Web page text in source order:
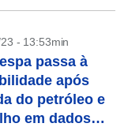
- 13:53min
passa à
após
do petróleo e
em dados